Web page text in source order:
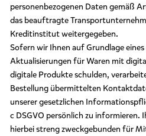
personenbezogenen Daten gemäß
das beauftragte
Kreditinstitut weitergegeben.
Sofern wir Ihnen auf Grundlage
Aktualisierungen für Waren mit
digitale Produkte schulden,
Bestellung übermittelten
unserer gesetzlichen
c DSGVO persönlich zu informieren.
hierbei streng zweckgebunden für